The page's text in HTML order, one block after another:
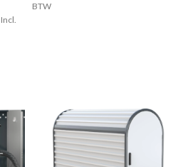
Incl.
BTW